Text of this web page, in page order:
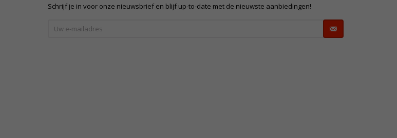
Schrijf je in voor onze nieuwsbrief en blijf up-to-date met de nieuwste aanbiedingen!